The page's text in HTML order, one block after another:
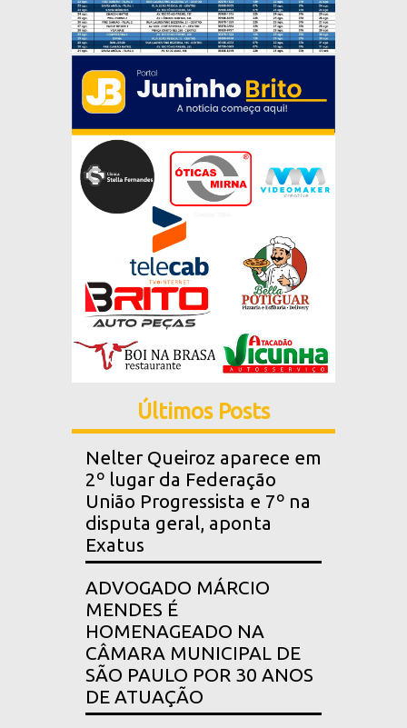
Últimos Posts
Nelter Queiroz aparece em
2º lugar da Federação
União Progressista e 7º na
disputa geral, aponta
Exatus
ADVOGADO MÁRCIO
MENDES É
HOMENAGEADO NA
CÂMARA MUNICIPAL DE
SÃO PAULO POR 30 ANOS
DE ATUAÇÃO